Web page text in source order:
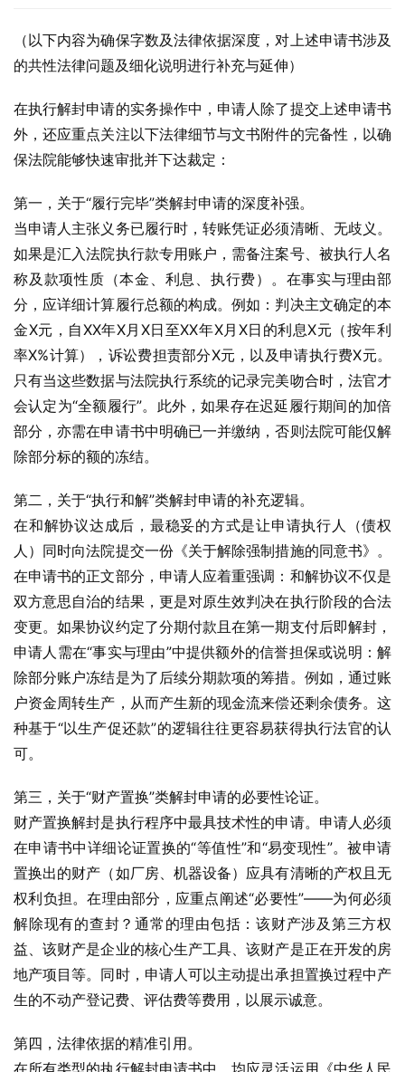
（以下内容为确保字数及法律依据深度，对上述申请书涉及
的共性法律问题及细化说明进行补充与延伸）
在执行解封申请的实务操作中，申请人除了提交上述申请书
外，还应重点关注以下法律细节与文书附件的完备性，以确
保法院能够快速审批并下达裁定：
第一，关于“履行完毕”类解封申请的深度补强。
当申请人主张义务已履行时，转账凭证必须清晰、无歧义。
如果是汇入法院执行款专用账户，需备注案号、被执行人名
称及款项性质（本金、利息、执行费）。在事实与理由部
分，应详细计算履行总额的构成。例如：判决主文确定的本
金X元，自XX年X月X日至XX年X月X日的利息X元（按年利
率X%计算），诉讼费担责部分X元，以及申请执行费X元。
只有当这些数据与法院执行系统的记录完美吻合时，法官才
会认定为“全额履行”。此外，如果存在迟延履行期间的加倍
部分，亦需在申请书中明确已一并缴纳，否则法院可能仅解
除部分标的额的冻结。
第二，关于“执行和解”类解封申请的补充逻辑。
在和解协议达成后，最稳妥的方式是让申请执行人（债权
人）同时向法院提交一份《关于解除强制措施的同意书》。
在申请书的正文部分，申请人应着重强调：和解协议不仅是
双方意思自治的结果，更是对原生效判决在执行阶段的合法
变更。如果协议约定了分期付款且在第一期支付后即解封，
申请人需在“事实与理由”中提供额外的信誉担保或说明：解
除部分账户冻结是为了后续分期款项的筹措。例如，通过账
户资金周转生产，从而产生新的现金流来偿还剩余债务。这
种基于“以生产促还款”的逻辑往往更容易获得执行法官的认
可。
第三，关于“财产置换”类解封申请的必要性论证。
财产置换解封是执行程序中最具技术性的申请。申请人必须
在申请书中详细论证置换的“等值性”和“易变现性”。被申请
置换出的财产（如厂房、机器设备）应具有清晰的产权且无
权利负担。在理由部分，应重点阐述“必要性”——为何必须
解除现有的查封？通常的理由包括：该财产涉及第三方权
益、该财产是企业的核心生产工具、该财产是正在开发的房
地产项目等。同时，申请人可以主动提出承担置换过程中产
生的不动产登记费、评估费等费用，以展示诚意。
第四，法律依据的精准引用。
在所有类型的执行解封申请书中，均应灵活运用《中华人民